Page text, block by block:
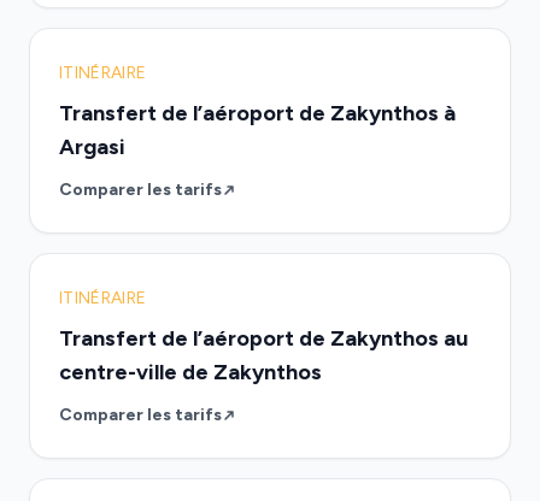
ITINÉRAIRE
Transfert de l’aéroport de Zakynthos à
Argasi
Comparer les tarifs
ITINÉRAIRE
Transfert de l’aéroport de Zakynthos au
centre-ville de Zakynthos
Comparer les tarifs